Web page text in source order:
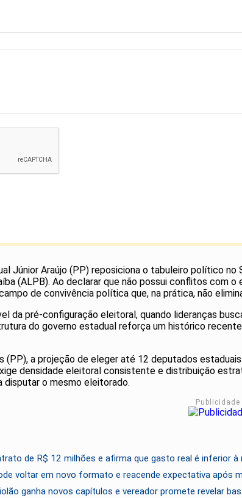
Júnior Araújo (PP) reposiciona o tabuleiro político
(ALPB). Ao declarar que não possui conflitos com
de convivência política que, na prática, não
da pré-configuração eleitoral, quando lideranças
do governo estadual reforça um histórico
a projeção de eleger até 12 deputados
densidade eleitoral consistente e distribuição
o mesmo eleitorado.
Publicidade
de R$ 12 milhões e afirma que gasto real é inferior
voltar em novo formato e reacende expectativa após
ganha novos capítulos e vereador promete revelar